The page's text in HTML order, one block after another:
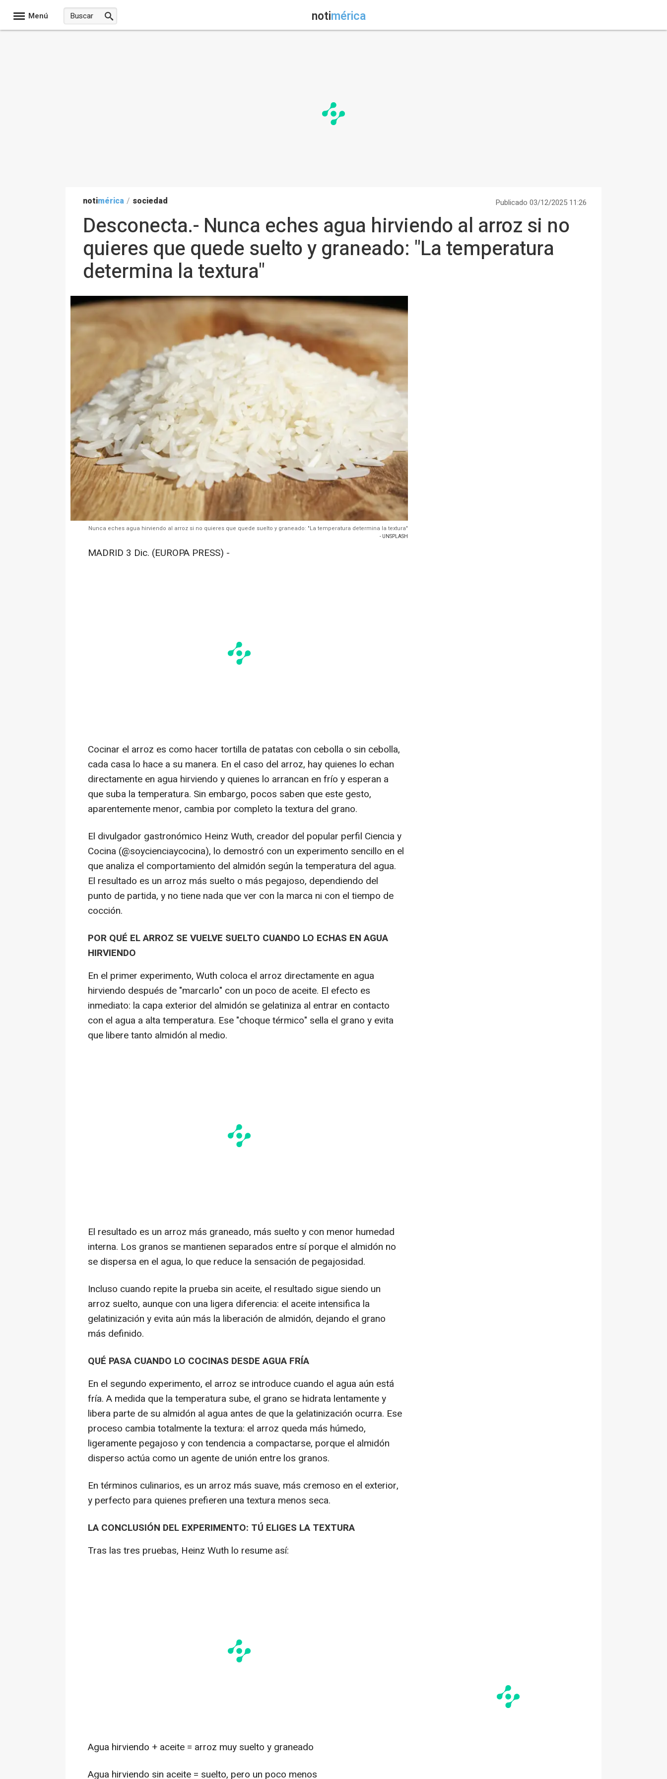
Menú notimérica
notimérica / sociedad Publicado 03/12/2025 11:26
Desconecta.- Nunca eches agua hirviendo al arroz si no
quieres que quede suelto y graneado: "La temperatura
determina la textura"
Nunca eches agua hirviendo al arroz si no quieres que quede suelto y graneado: "La temperatura determina la textura"
- UNSPLASH
MADRID 3 Dic. (EUROPA PRESS) -
Cocinar el arroz es como hacer tortilla de patatas con cebolla o sin cebolla,
cada casa lo hace a su manera. En el caso del arroz, hay quienes lo echan
directamente en agua hirviendo y quienes lo arrancan en frío y esperan a
que suba la temperatura. Sin embargo, pocos saben que este gesto,
aparentemente menor, cambia por completo la textura del grano.
El divulgador gastronómico Heinz Wuth, creador del popular perfil Ciencia y
Cocina (@soycienciaycocina), lo demostró con un experimento sencillo en el
que analiza el comportamiento del almidón según la temperatura del agua.
El resultado es un arroz más suelto o más pegajoso, dependiendo del
punto de partida, y no tiene nada que ver con la marca ni con el tiempo de
cocción.
POR QUÉ EL ARROZ SE VUELVE SUELTO CUANDO LO ECHAS EN AGUA
HIRVIENDO
En el primer experimento, Wuth coloca el arroz directamente en agua
hirviendo después de "marcarlo" con un poco de aceite. El efecto es
inmediato: la capa exterior del almidón se gelatiniza al entrar en contacto
con el agua a alta temperatura. Ese "choque térmico" sella el grano y evita
que libere tanto almidón al medio.
El resultado es un arroz más graneado, más suelto y con menor humedad
interna. Los granos se mantienen separados entre sí porque el almidón no
se dispersa en el agua, lo que reduce la sensación de pegajosidad.
Incluso cuando repite la prueba sin aceite, el resultado sigue siendo un
arroz suelto, aunque con una ligera diferencia: el aceite intensifica la
gelatinización y evita aún más la liberación de almidón, dejando el grano
más definido.
QUÉ PASA CUANDO LO COCINAS DESDE AGUA FRÍA
En el segundo experimento, el arroz se introduce cuando el agua aún está
fría. A medida que la temperatura sube, el grano se hidrata lentamente y
libera parte de su almidón al agua antes de que la gelatinización ocurra. Ese
proceso cambia totalmente la textura: el arroz queda más húmedo,
ligeramente pegajoso y con tendencia a compactarse, porque el almidón
disperso actúa como un agente de unión entre los granos.
En términos culinarios, es un arroz más suave, más cremoso en el exterior,
y perfecto para quienes prefieren una textura menos seca.
LA CONCLUSIÓN DEL EXPERIMENTO: TÚ ELIGES LA TEXTURA
Tras las tres pruebas, Heinz Wuth lo resume así:
Agua hirviendo + aceite = arroz muy suelto y graneado
Agua hirviendo sin aceite = suelto, pero un poco menos